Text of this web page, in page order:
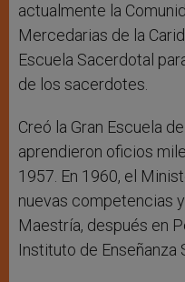
actualmente la
Mercedarias de la
Escuela Sacerdotal
de los sacerdotes.
Creó la Gran Escuela
aprendieron oficios
1957. En 1960, el
nuevas competencias
Maestría, después en
Instituto de Enseñanza